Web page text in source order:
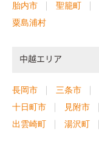
胎内市
聖籠町
粟島浦村
中越エリア
長岡市 三条市
十日町市
見附市
出雲崎町
湯沢町